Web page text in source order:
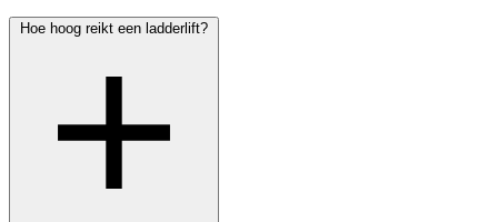
Hoe hoog reikt een ladderlift?